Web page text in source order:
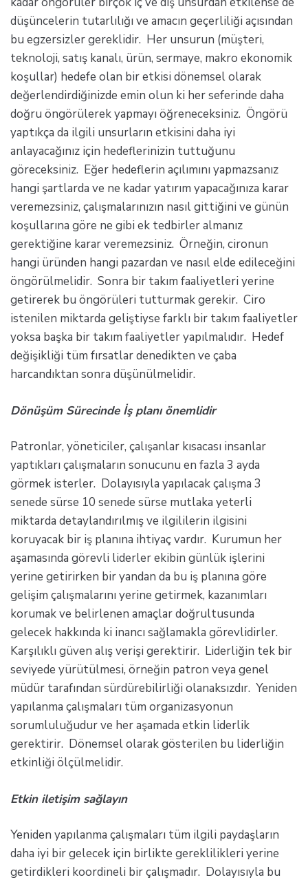
düşüncelerin tutarlılığı ve amacın geçerliliği açısından
bu egzersizler gereklidir. Her unsurun (müşteri,
teknoloji, satış kanalı, ürün, sermaye, makro ekonomik
koşullar) hedefe olan bir etkisi dönemsel olarak
değerlendirdiğinizde emin olun ki her seferinde daha
doğru öngörülerek yapmayı öğreneceksiniz. Öngörü
yaptıkça da ilgili unsurların etkisini daha iyi
anlayacağınız için hedeflerinizin tuttuğunu
göreceksiniz. Eğer hedeflerin açılımını yapmazsanız
hangi şartlarda ve ne kadar yatırım yapacağınıza karar
veremezsiniz, çalışmalarınızın nasıl gittiğini ve günün
koşullarına göre ne gibi ek tedbirler almanız
gerektiğine karar veremezsiniz. Örneğin, cironun
hangi üründen hangi pazardan ve nasıl elde edileceğini
öngörülmelidir. Sonra bir takım faaliyetleri yerine
getirerek bu öngörüleri tutturmak gerekir. Ciro
istenilen miktarda geliştiyse farklı bir takım faaliyetler
yoksa başka bir takım faaliyetler yapılmalıdır. Hedef
değişikliği tüm fırsatlar denedikten ve çaba
harcandıktan sonra düşünülmelidir.
Dönüşüm Sürecinde İş planı önemlidir
Patronlar, yöneticiler, çalışanlar kısacası insanlar
yaptıkları çalışmaların sonucunu en fazla 3 ayda
görmek isterler. Dolayısıyla yapılacak çalışma 3
senede sürse 10 senede sürse mutlaka yeterli
miktarda detaylandırılmış ve ilgililerin ilgisini
koruyacak bir iş planına ihtiyaç vardır. Kurumun her
aşamasında görevli liderler ekibin günlük işlerini
yerine getirirken bir yandan da bu iş planına göre
gelişim çalışmalarını yerine getirmek, kazanımları
korumak ve belirlenen amaçlar doğrultusunda
gelecek hakkında ki inancı sağlamakla görevlidirler.
Karşılıklı güven alış verişi gerektirir. Liderliğin tek bir
seviyede yürütülmesi, örneğin patron veya genel
müdür tarafından sürdürebilirliği olanaksızdır. Yeniden
yapılanma çalışmaları tüm organizasyonun
sorumluluğudur ve her aşamada etkin liderlik
gerektirir. Dönemsel olarak gösterilen bu liderliğin
etkinliği ölçülmelidir.
Etkin iletişim sağlayın
Yeniden yapılanma çalışmaları tüm ilgili paydaşların
daha iyi bir gelecek için birlikte gereklilikleri yerine
getirdikleri koordineli bir çalışmadır. Dolayısıyla bu